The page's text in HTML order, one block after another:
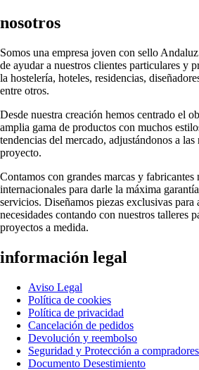
nosotros
Somos una empresa joven con sello
de ayudar a nuestros clientes particulares y
la hostelería, hoteles, residencias,
entre otros.
Desde nuestra creación hemos centrado el
amplia gama de productos con muchos
tendencias del mercado, adjustándonos a las
proyecto.
Contamos con grandes marcas y fabricantes
internacionales para darle la máxima
servicios. Diseñamos piezas exclusivas para
necesidades contando con nuestros talleres
proyectos a medida.
información legal
Aviso Legal
Política de cookies
Política de privacidad
Cancelación de pedidos
Devolución y reembolso
Seguridad y Protección a compradores
Documento Desestimiento